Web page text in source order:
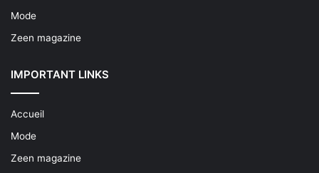
Mode
Zeen magazine
IMPORTANT LINKS
Accueil
Mode
Zeen magazine